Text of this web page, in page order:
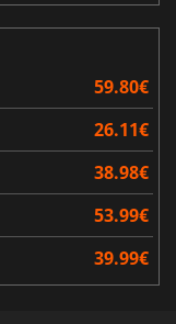
59.80€
26.11€
38.98€
53.99€
39.99€